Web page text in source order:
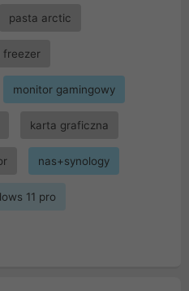
pasta arctic
freezer
monitor gamingowy
karta graficzna
nas+synology
11 pro